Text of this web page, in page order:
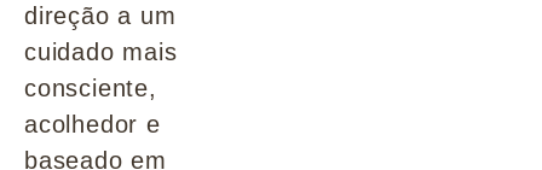
direção a um
cuidado mais
consciente,
acolhedor e
baseado em